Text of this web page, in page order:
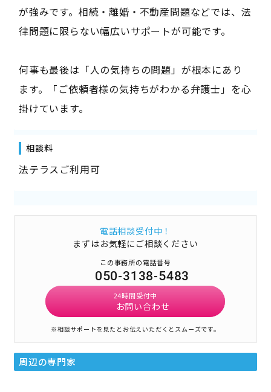
が強みです。相続・離婚・不動産問題などでは、法
律問題に限らない幅広いサポートが可能です。
何事も最後は「人の気持ちの問題」が根本にあり
ます。「ご依頼者様の気持ちがわかる弁護士」を心
掛けています。
相談料
法テラスご利用可
電話相談受付中！
まずはお気軽にご相談ください
この事務所の電話番号
050-3138-5483
24時間受付中
お問い合わせ
※相談サポートを見たとお伝えいただくとスムーズです。
周辺の専門家